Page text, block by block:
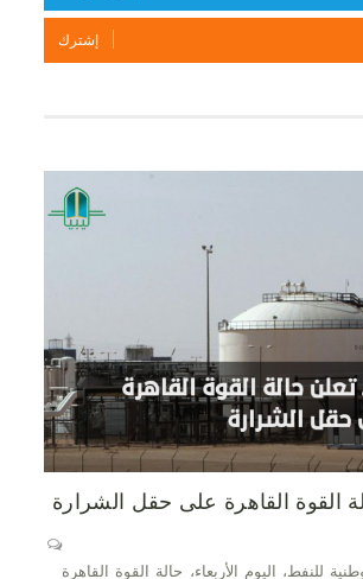
إشترك
القوة القاهرة على حقل الشرارة
للنفط، اليوم الأربعاء، حالة القوة القاهرة